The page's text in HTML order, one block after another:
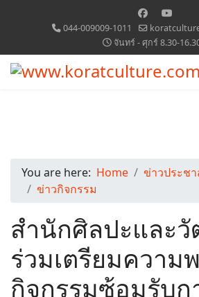
044-009009-1011
จันทร์ - ศุกร์ 8.30-
You are here: Home
ข่าวประช
ข่าวกิจกรรม
สำนักศิลปะและ
ร่วมเตรียมความ
กิจกรรมซ้อมรับก